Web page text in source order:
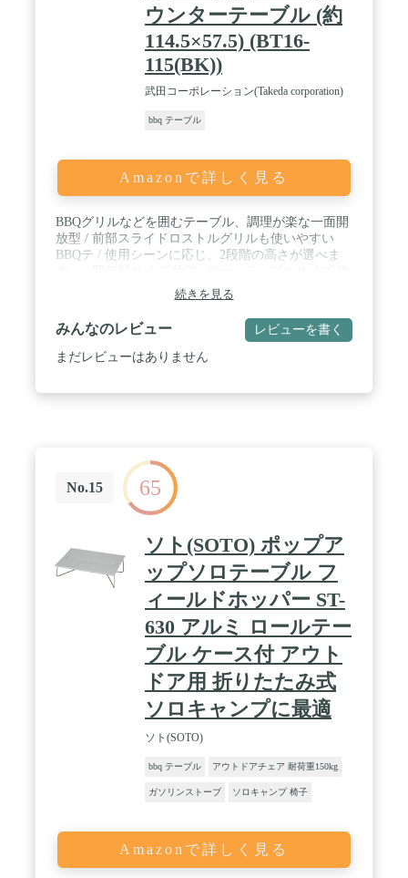
ウンターテーブル (約
114.5×57.5) (BT16-
115(BK))
武田コーポレーション(Takeda corporation)
bbq テーブル
Amazonで詳しく見る
BBQグリルなどを囲むテーブル、調理が楽な一面開
放型 / 前部スライドロストルグリルも使いやすい
BBQテ / 使用シーンに応じ、2段階の高さが選べま
114.5×57.5(高さ)68.5/40cm / 耐荷重:約30㎏ / 収納袋
続きを見る
みんなのレビュー レビューを書く
まだレビューはありません
No.15 65
ソト(SOTO) ポップア
ップソロテーブル フ
ィールドホッパー ST-
630 アルミ ロールテー
ブル ケース付 アウト
ドア用 折りたたみ式
ソロキャンプに最適
ソト(SOTO)
bbq テーブル アウトドアチェア 耐荷重150kg
ガソリンストーブ ソロキャンプ 椅子
Amazonで詳しく見る